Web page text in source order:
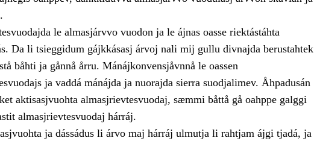
le almasjárvvo vuodon ja le ájnas oasse riektástáhta
Da li tsieggidum gájkkásasj árvoj nali mij gullu divnajda berustahtek
båhti ja gånnå årru. Mánájkonvensjåvnnå le oassen
ja vaddá mánájda ja nuorajda sierra suodjalimev. Åhpadusán
aktisasjvuohta almasjrievtesvuodaj, sæmmi båttå gå oahppe galggi
almasjrievtesvuodaj hárráj.
ja dássádus li árvo maj hárráj ulmutja li rahtjam ájgi tjadá, ja